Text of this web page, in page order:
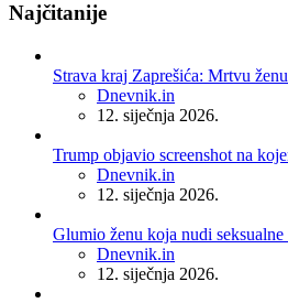
Najčitanije
Strava kraj Zaprešića: Mrtvu
Posted
Dnevnik.in
12. siječnja 2026.
Trump objavio screenshot na
Posted
Dnevnik.in
12. siječnja 2026.
Glumio ženu koja nudi
Posted
Dnevnik.in
12. siječnja 2026.